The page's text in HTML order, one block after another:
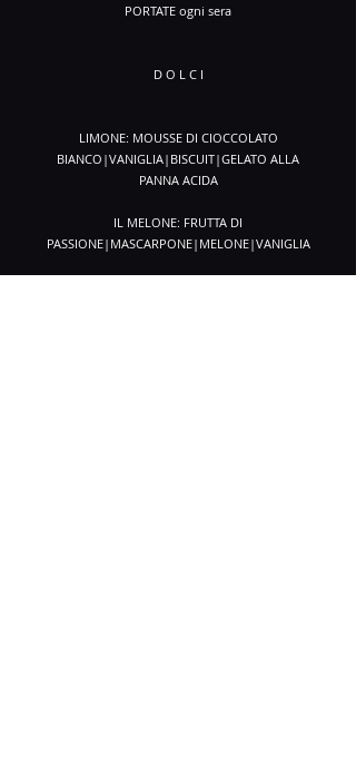
PORTATE ogni sera
D O L C I
LIMONE: MOUSSE DI CIOCCOLATO
BIANCO|VANIGLIA|BISCUIT|GELATO ALLA
PANNA ACIDA
IL MELONE: FRUTTA DI
PASSIONE|MASCARPONE|MELONE|VANIGLIA